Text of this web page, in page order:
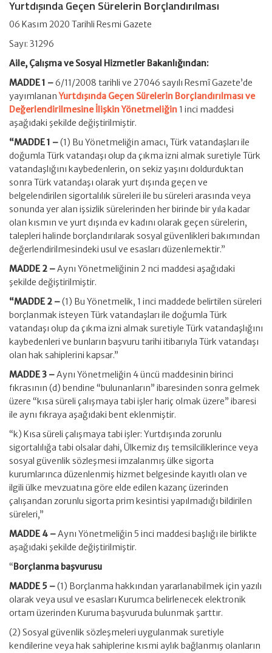
Yurtdışında Geçen Sürelerin Borçlandırılması
06 Kasım 2020 Tarihli Resmi Gazete
Sayı: 31296
Aile, Çalışma ve Sosyal Hizmetler Bakanlığından:
MADDE 1 –6/11/2008 tarihli ve 27046 sayılı Resmî Gazete’de
yayımlananYurtdışında Geçen Sürelerin Borçlandırılması ve
Değerlendirilmesine İlişkin Yönetmeliğin 1 inci maddesi
aşağıdaki şekilde değiştirilmiştir.
“MADDE 1 –(1) Bu Yönetmeliğin amacı, Türk vatandaşları ile
doğumla Türk vatandaşı olup da çıkma izni almak suretiyle Türk
vatandaşlığını kaybedenlerin, on sekiz yaşını doldurduktan
sonra Türk vatandaşı olarak yurt dışında geçen ve
belgelendirilen sigortalılık süreleri ile bu süreleri arasında veya
sonunda yer alan işsizlik sürelerinden her birinde bir yıla kadar
olan kısmın ve yurt dışında ev kadını olarak geçen sürelerin,
talepleri halinde borçlandırılarak sosyal güvenlikleri bakımından
değerlendirilmesindeki usul ve esasları düzenlemektir.”
MADDE 2 –Aynı Yönetmeliğinin 2 nci maddesi aşağıdaki
şekilde değiştirilmiştir.
“MADDE 2 –(1) Bu Yönetmelik, 1 inci maddede belirtilen süreleri
borçlanmak isteyen Türk vatandaşları ile doğumla Türk
vatandaşı olup da çıkma izni almak suretiyle Türk vatandaşlığını
kaybedenleri ve bunların başvuru tarihi itibarıyla Türk vatandaşı
olan hak sahiplerini kapsar.”
MADDE 3 –Aynı Yönetmeliğin 4 üncü maddesinin birinci
fıkrasının (d) bendine “bulunanların” ibaresinden sonra gelmek
üzere “kısa süreli çalışmaya tabi işler hariç olmak üzere” ibaresi
ile aynı fıkraya aşağıdaki bent eklenmiştir.
“k) Kısa süreli çalışmaya tabi işler: Yurtdışında zorunlu
sigortalılığa tabi olsalar dahi, Ülkemiz dış temsilciliklerince veya
sosyal güvenlik sözleşmesi imzalanmış ülke sigorta
kurumlarınca düzenlenmiş hizmet belgesinde kayıtlı olan ve
ilgili ülke mevzuatına göre elde edilen kazanç üzerinden
çalışandan zorunlu sigorta prim kesintisi yapılmadığı bildirilen
süreleri,”
MADDE 4 –Aynı Yönetmeliğin 5 inci maddesi başlığı ile birlikte
aşağıdaki şekilde değiştirilmiştir.
“Borçlanma başvurusu
MADDE 5 –(1) Borçlanma hakkından yararlanabilmek için yazılı
olarak veya usul ve esasları Kurumca belirlenecek elektronik
ortam üzerinden Kuruma başvuruda bulunmak şarttır.
(2) Sosyal güvenlik sözleşmeleri uygulanmak suretiyle
kendilerine veya hak sahiplerine kısmi aylık bağlanmış olanların